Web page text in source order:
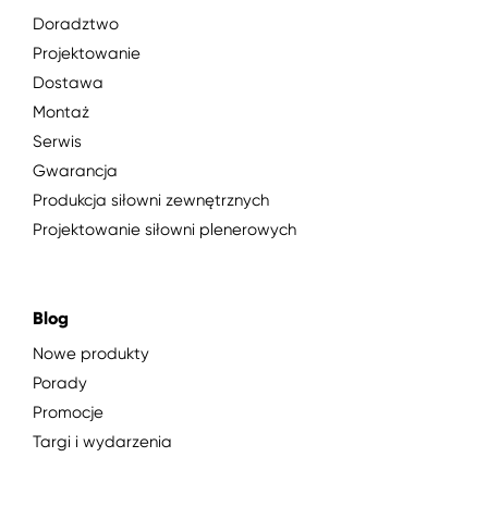
Doradztwo
Projektowanie
Dostawa
Montaż
Serwis
Gwarancja
Produkcja siłowni zewnętrznych
Projektowanie siłowni plenerowych
Blog
Nowe produkty
Porady
Promocje
Targi i wydarzenia